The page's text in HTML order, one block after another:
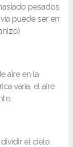
pesados
puede ser en
aire en la
varía, el aire
el cielo